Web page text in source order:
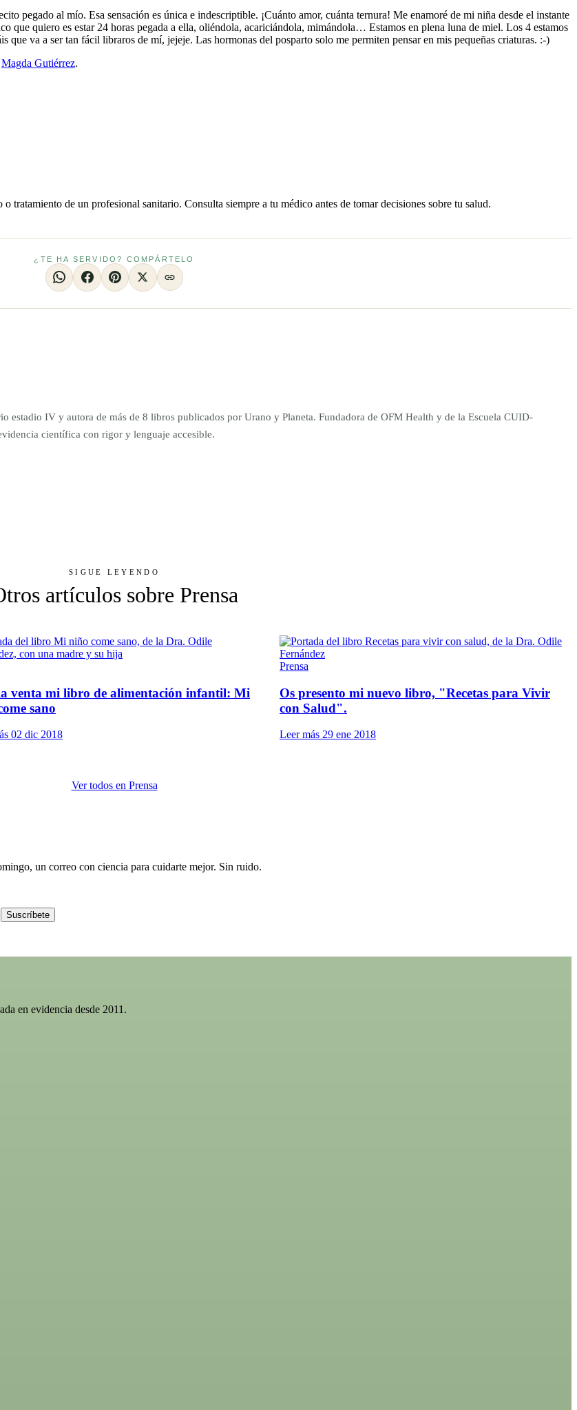
pegado al mío. Esa sensación es única e indescriptible. ¡Cuánto amor, cuánta ternura! Me enamoré de mi niña desde el instante
que quiero es estar 24 horas pegada a ella, oliéndola, acariciándola, mimándola… Estamos en plena luna de miel. Los 4 estamos
que va a ser tan fácil libraros de mí, jejeje. Las hormonas del posparto solo me permiten pensar en mis pequeñas criaturas. :-)
Magda Gutiérrez.
de un profesional sanitario. Consulta siempre a tu médico antes de tomar decisiones sobre tu salud.
¿TE HA SERVIDO? COMPÁRTELO
estadio IV y autora de más de 8 libros publicados por Urano y Planeta. Fundadora de OFM Health y de la Escuela CUID-
científica con rigor y lenguaje accesible.
SIGUE LEYENDO
artículos sobre Prensa
venta mi libro de alimentación infantil: Mi
sano
02 dic 2018
Prensa
Os presento mi nuevo libro, "Recetas para Vivir
con Salud".
Leer más 29 ene 2018
Ver todos en Prensa
un correo con ciencia para cuidarte mejor. Sin ruido.
Suscríbete
en evidencia desde 2011.